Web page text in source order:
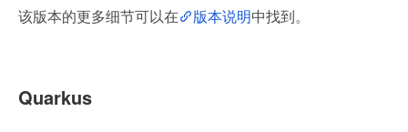
该版本的更多细节可以在
版本说明中找到。
Quarkus